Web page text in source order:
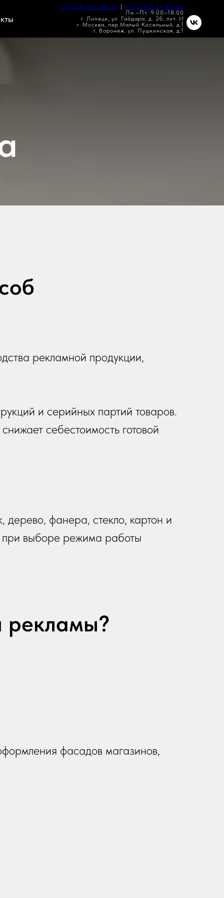
+7 (920) 511-48-31 | +7 (4742) 71-80-68
Пн.–Пт. 9:00–18:00
г. Липецк, ул. Гайдара, д. 2б, лит. И
г. Москва, пер.Малый Кисельный, д.1
г. Воронеж, ул. Пушкинская, д.1
рекламной продукции,
и серийных партий товаров.
себестоимость готовой
дерево, фанера, стекло, картон и
при выборе режима работы
рекламы?
фасадов магазинов,